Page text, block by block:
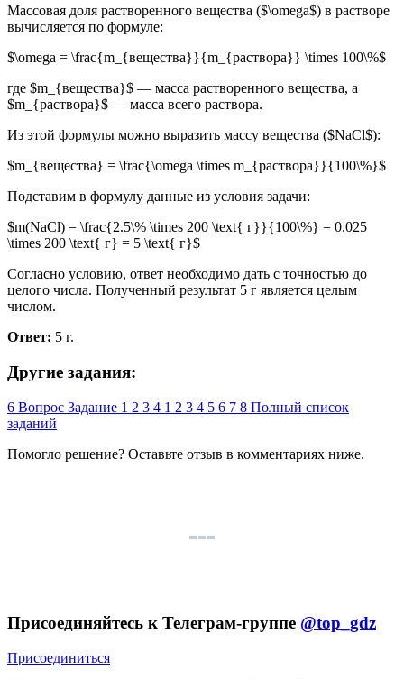
Массовая доля растворенного вещества ($\omega$) в растворе
вычисляется по формуле:
$\omega = \frac{m_{вещества}}{m_{раствора}} \times 100\%$
где $m_{вещества}$ — масса растворенного вещества, а
$m_{раствора}$ — масса всего раствора.
Из этой формулы можно выразить массу вещества ($NaCl$):
$m_{вещества} = \frac{\omega \times m_{раствора}}{100\%}$
Подставим в формулу данные из условия задачи:
$m(NaCl) = \frac{2.5\% \times 200 \text{ г}}{100\%} = 0.025
\times 200 \text{ г} = 5 \text{ г}$
Согласно условию, ответ необходимо дать с точностью до
целого числа. Полученный результат 5 г является целым
числом.
Ответ: 5 г.
Другие задания:
6 Вопрос Задание 1 2 3 4 1 2 3 4 5 6 7 8 Полный список
заданий
Помогло решение? Оставьте отзыв в комментариях ниже.
Присоединяйтесь к Телеграм-группе @top_gdz
Присоединиться